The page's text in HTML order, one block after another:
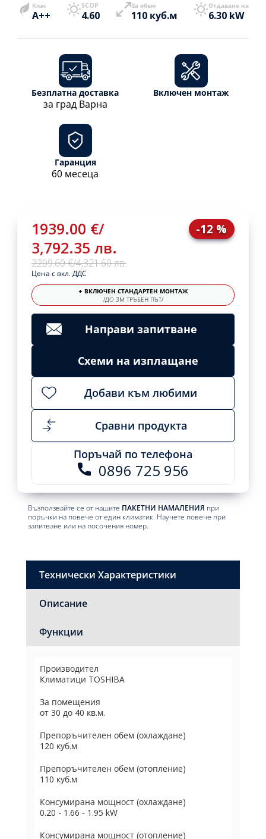
1939.00 €/
3,792.35 лв.
2209.60 €/4,321.60 лв.
-12 %
Цена с вкл. ДДС
+ ВКЛЮЧЕН СТАНДАРТЕН МОНТАЖ
/ДО 3М ТРЪБЕН ПЪТ/
Направи запитване
Схеми на изплащане
Добави към любими
Сравни продукта
Поръчай по телефона
0896 725 956
Възползвайте се от нашите ПАКЕТНИ НАМАЛЕНИЯ при
поръчки на повече от един климатик. Научете повече при
запитване или на посочения номер.
Клас
A++
SCOP
4.60
За обем
110 куб.м
Отдаване на
6.30 kW
Безплатна доставка
за град Варна
Включен монтаж
Гаранция
60 месеца
Технически Характеристики
Описание
Функции
Производител
Климатици TOSHIBA
За помещения
от 30 до 40 кв.м.
Препоръчителен обем (охлаждане)
120 куб.м
Препоръчителен обем (отопление)
110 куб.м
Консумирана мощност (охлаждане)
0.20 - 1.66 - 1.95 kW
Консумирана мощност (отопление)